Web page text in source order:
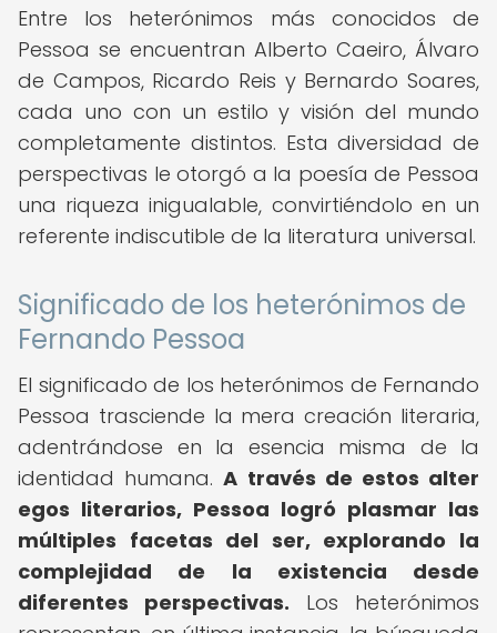
Entre los heterónimos más conocidos de
Pessoa se encuentran Alberto Caeiro, Álvaro
de Campos, Ricardo Reis y Bernardo Soares,
cada uno con un estilo y visión del mundo
completamente distintos. Esta diversidad de
perspectivas le otorgó a la poesía de Pessoa
una riqueza inigualable, convirtiéndolo en un
referente indiscutible de la literatura universal.
Significado de los heterónimos de
Fernando Pessoa
El significado de los heterónimos de Fernando
Pessoa trasciende la mera creación literaria,
adentrándose en la esencia misma de la
identidad humana.A través de estos alter
egos literarios, Pessoa logró plasmar las
múltiples facetas del ser, explorando la
complejidad de la existencia desde
diferentes perspectivas. Los heterónimos